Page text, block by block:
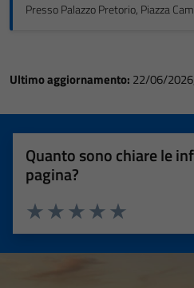
Presso Palazzo Pretorio, Piazza
Ultimo aggiornamento: 22/06/
Quanto sono chiare le
pagina?
Valuta 5 stelle
Valuta 4 stelle su 5
Valuta 3 stelle su 5
Valuta 2 stelle su 5
Valuta 1 stelle su 5